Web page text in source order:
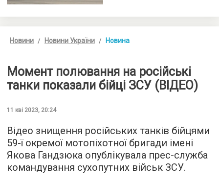
Новини Новини України Новина
Момент полювання на російські
танки показали бійці ЗСУ (ВІДЕО)
11 кві 2023, 20:24
Відео знищення російських танків бійцями
59-ї окремої мотопіхотної бригади імені
Якова Гандзюка опублікувала прес-служба
командування сухопутних військ ЗСУ.